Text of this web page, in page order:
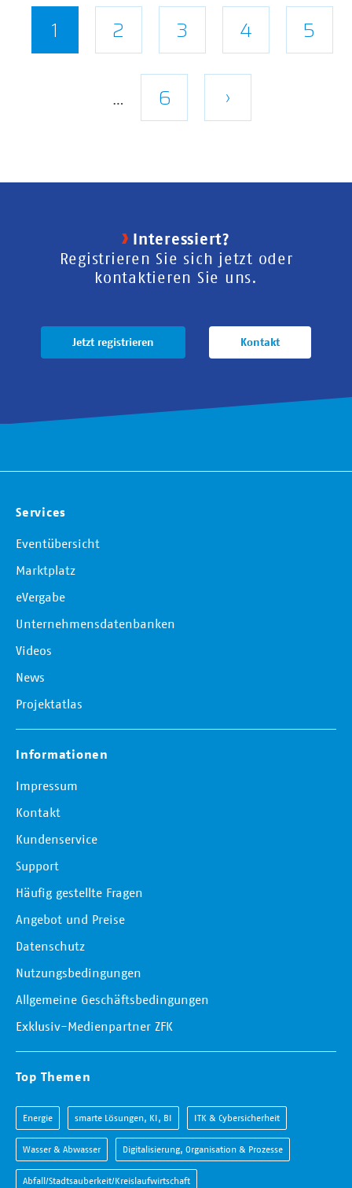
Seitennummerierung
Aktuelle
1 Seite
2 Seite
3 Seite
4 Seite
5
…
Letzte
6
Nächste
›
Interessiert?
Registrieren Sie sich jetzt oder
kontaktieren Sie uns.
Jetzt registrieren Kontakt
Services
Eventübersicht
Marktplatz
eVergabe
Unternehmensdatenbanken
Videos
News
Projektatlas
Informationen
Impressum
Kontakt
Kundenservice
Support
Häufig gestellte Fragen
Angebot und Preise
Datenschutz
Nutzungsbedingungen
Allgemeine Geschäftsbedingungen
Exklusiv-Medienpartner ZFK
Top Themen
Energie smarte Lösungen, KI, BI ITK & Cybersicherheit
Wasser & Abwasser Digitalisierung, Organisation & Prozesse
Abfall/Stadtsauberkeit/Kreislaufwirtschaft